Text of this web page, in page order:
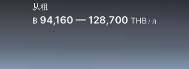
从租
฿ 94,160 — 128,700 THB / 月